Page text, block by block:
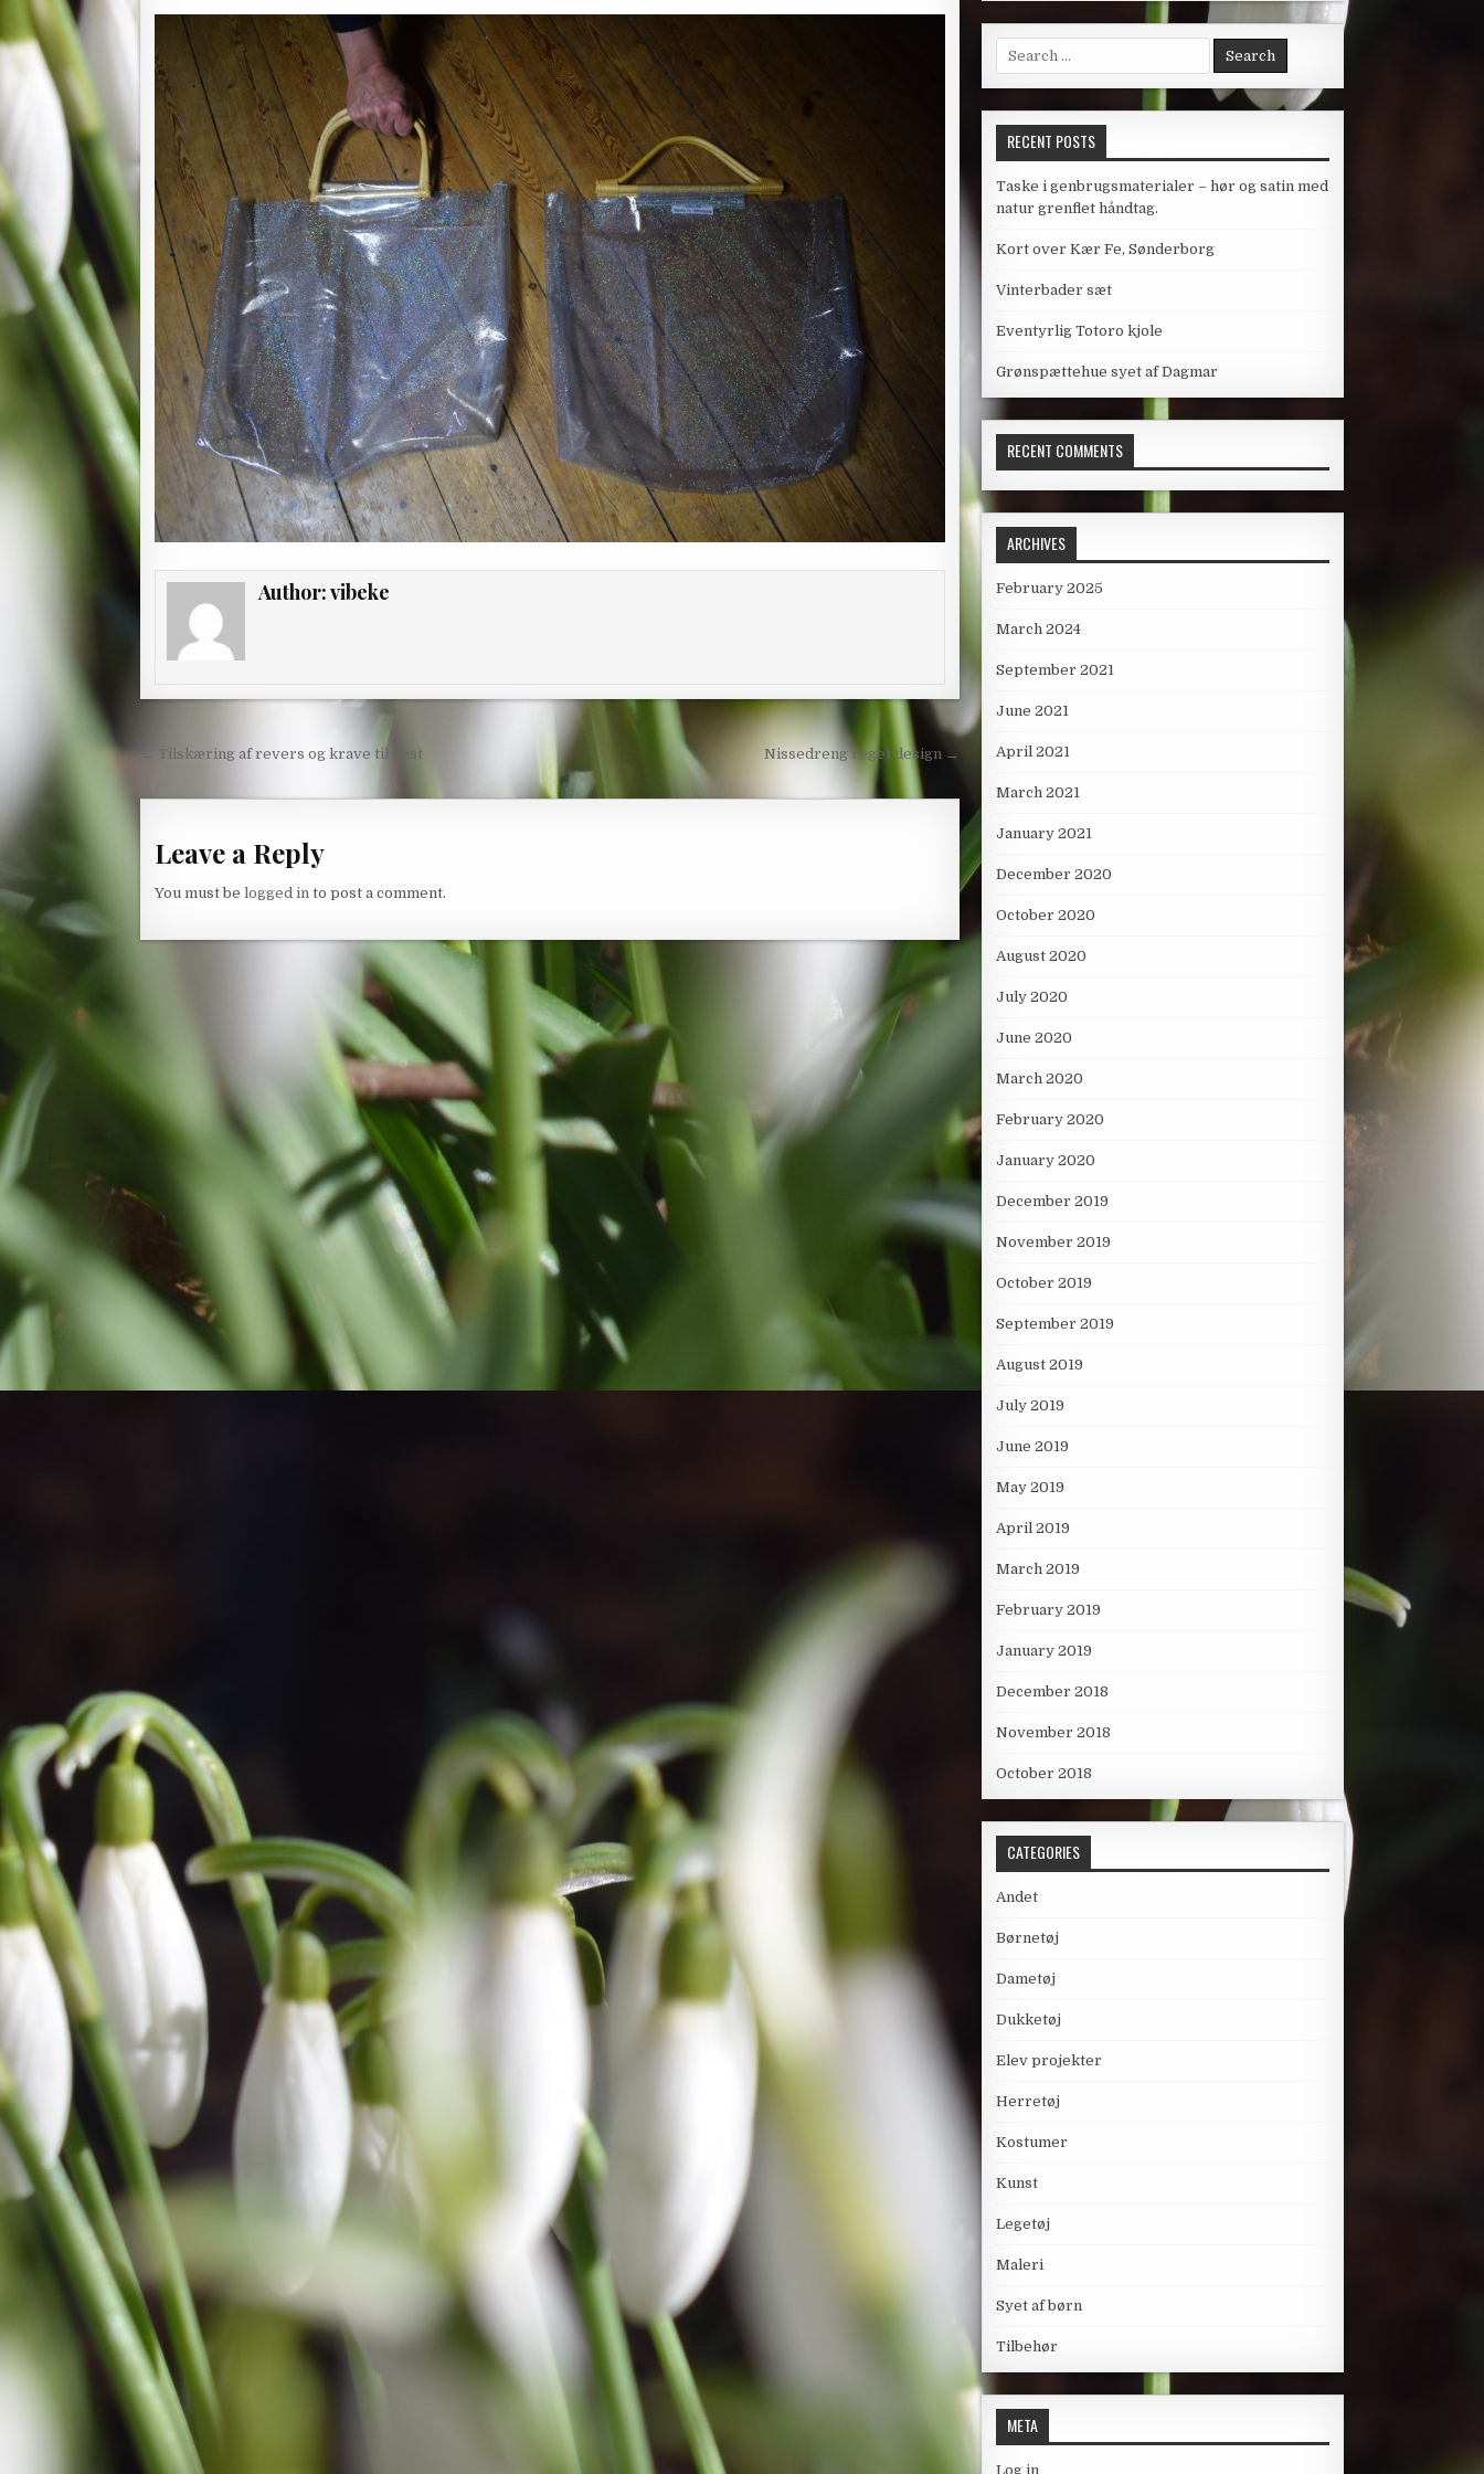
Author:vibeke
Post
navigation
← Tilskæring af revers og krave til vest Nissedreng i eget design →
Leave a Reply
You must be logged in to post a comment.
Search
for:
RECENT POSTS
Taske i genbrugsmaterialer – hør og satin med
natur grenflet håndtag.
Kort over Kær Fe, Sønderborg
Vinterbader sæt
Eventyrlig Totoro kjole
Grønspættehue syet af Dagmar
RECENT COMMENTS
ARCHIVES
February 2025
March 2024
September 2021
June 2021
April 2021
March 2021
January 2021
December 2020
October 2020
August 2020
July 2020
June 2020
March 2020
February 2020
January 2020
December 2019
November 2019
October 2019
September 2019
August 2019
July 2019
June 2019
May 2019
April 2019
March 2019
February 2019
January 2019
December 2018
November 2018
October 2018
CATEGORIES
Andet
Børnetøj
Dametøj
Dukketøj
Elev projekter
Herretøj
Kostumer
Kunst
Legetøj
Maleri
Syet af børn
Tilbehør
META
Log in